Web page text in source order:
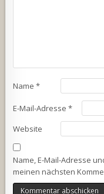
Name*
E-Mail-Adresse*
Website
Name, E-Mail-Adresse
meinen nächsten